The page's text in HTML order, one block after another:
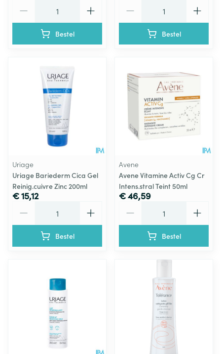
Bestel Bestel
Uriage
Uriage Bariederm Cica Gel
Reinig.cuivre Zinc 200ml
€ 15,12
Bestel
Avene
Avene Vitamine Activ Cg Cr
Intens.stral Teint 50ml
€ 46,59
Bestel